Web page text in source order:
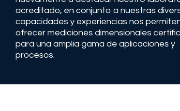
acreditado, en conjunto a nuestras
capacidades y experiencias nos
ofrecer mediciones dimensionales
para una amplia gama de aplicaciones y
procesos.